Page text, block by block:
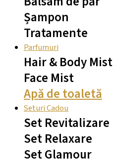
Șampon
Tratamente
Parfumuri
Hair & Body Mist
Face Mist
Apă de toaletă
Seturi Cadou
Set Revitalizare
Set Relaxare
Set Glamour